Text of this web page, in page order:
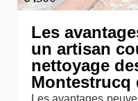
Les
un artisan
nettoyage
Montestrucq
Les avantages